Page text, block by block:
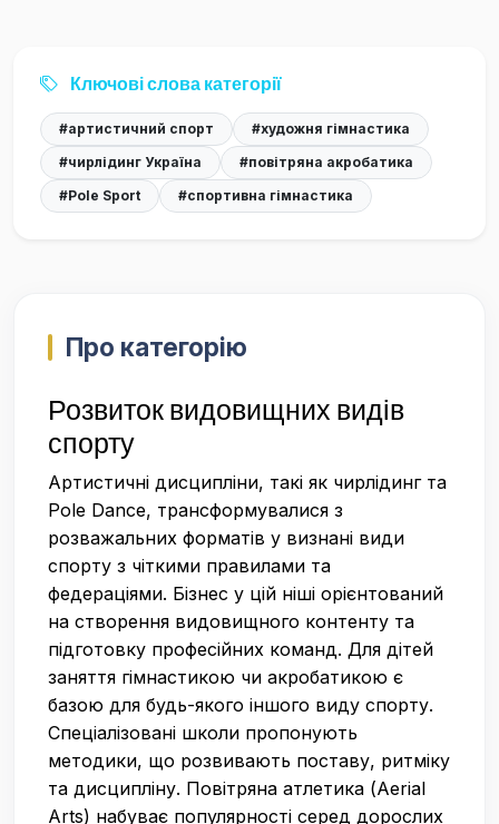
Ключові слова категорії
#артистичний спорт
#художня гімнастика
#чирлідинг Україна
#повітряна акробатика
#Pole Sport
#спортивна гімнастика
Про категорію
Розвиток видовищних видів
спорту
Артистичні дисципліни, такі як чирлідинг та
Pole Dance, трансформувалися з
розважальних форматів у визнані види
спорту з чіткими правилами та
федераціями. Бізнес у цій ніші орієнтований
на створення видовищного контенту та
підготовку професійних команд. Для дітей
заняття гімнастикою чи акробатикою є
базою для будь-якого іншого виду спорту.
Спеціалізовані школи пропонують
методики, що розвивають поставу, ритміку
та дисципліну. Повітряна атлетика (Aerial
Arts) набуває популярності серед дорослих